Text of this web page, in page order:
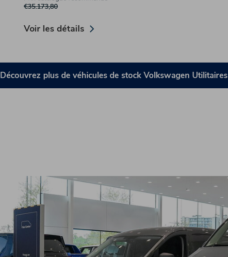
€35.173,80
Voir les détails
Découvrez plus de véhicules de stock Volkswagen Utilitaires